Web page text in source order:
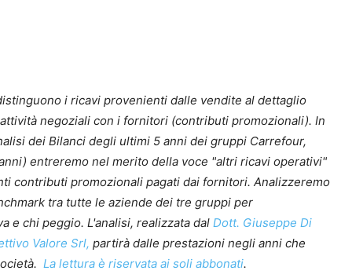
i ricavi provenienti dalle vendite al dettaglio
negoziali con i fornitori (contributi promozionali). In
dei Bilanci degli ultimi 5 anni dei gruppi Carrefour,
entreremo nel merito della voce "altri ricavi operativi"
contributi promozionali pagati dai fornitori. Analizzeremo
tra tutte le aziende dei tre gruppi per
e chi peggio. L'analisi, realizzata dal Dott. Giuseppe Di
Valore Srl, partirà dalle prestazioni negli anni che
La lettura è riservata ai soli abbonati.